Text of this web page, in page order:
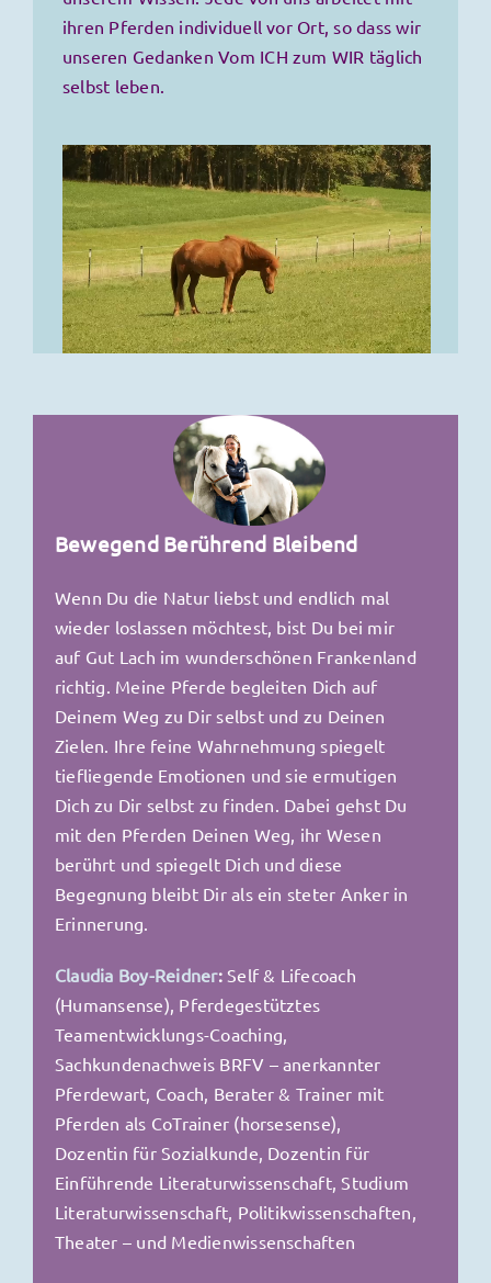
ihren Pferden individuell vor Ort, so dass wir
unseren Gedanken Vom ICH zum WIR täglich
selbst leben.
Bewegend Berührend Bleibend
Wenn Du die Natur liebst und endlich mal
wieder loslassen möchtest, bist Du bei mir
auf Gut Lach im wunderschönen Frankenland
richtig. Meine Pferde begleiten Dich auf
Deinem Weg zu Dir selbst und zu Deinen
Zielen. Ihre feine Wahrnehmung spiegelt
tiefliegende Emotionen und sie ermutigen
Dich zu Dir selbst zu finden. Dabei gehst Du
mit den Pferden Deinen Weg, ihr Wesen
berührt und spiegelt Dich und diese
Begegnung bleibt Dir als ein steter Anker in
Erinnerung.
Claudia Boy-Reidner:Self & Lifecoach
(Humansense), Pferdegestütztes
Teamentwicklungs-Coaching,
Sachkundenachweis BRFV – anerkannter
Pferdewart, Coach, Berater & Trainer mit
Pferden als CoTrainer (horsesense),
Dozentin für Sozialkunde, Dozentin für
Einführende Literaturwissenschaft, Studium
Literaturwissenschaft, Politikwissenschaften,
Theater – und Medienwissenschaften